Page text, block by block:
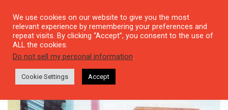
Tag: kadın erkek eşitliği
We use cookies on our website to give you the most
relevant experience by remembering your preferences and
repeat visits. By clicking “Accept”, you consent to the use of
ALL the cookies.
Do not sell my personal information.
Cookie Settings Accept